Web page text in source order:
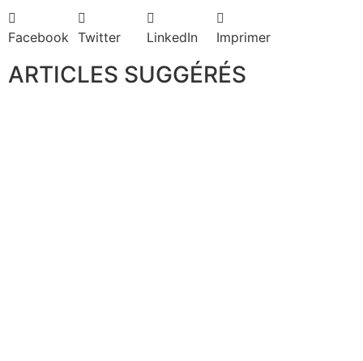
Facebook Twitter LinkedIn Imprimer
ARTICLES SUGGÉRÉS